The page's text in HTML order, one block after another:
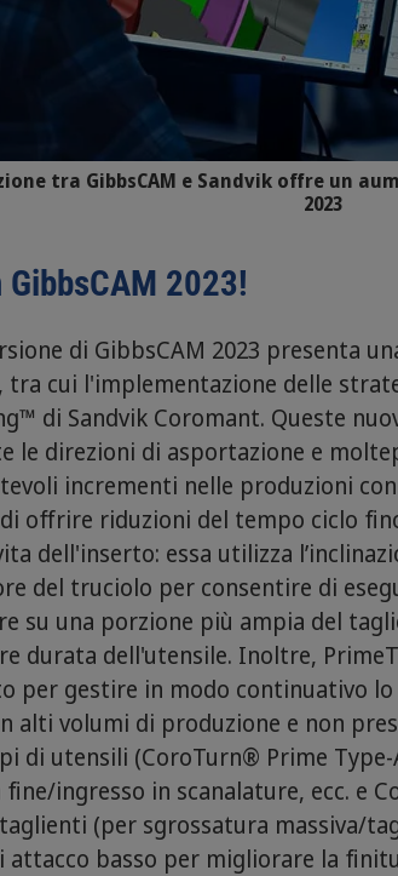
tra GibbsCAM e Sandvik offre un
2023
2023!
di GibbsCAM 2023 presenta
cui l'implementazione delle
di Sandvik Coromant. Queste
le direzioni di asportazione e
incrementi nelle produzioni
offrire riduzioni del tempo ciclo
dell'inserto: essa utilizza
del truciolo per consentire di
su una porzione più ampia del
durata dell'utensile. Inoltre,
per gestire in modo continuativo
alti volumi di produzione e non
di utensili (CoroTurn® Prime
ingresso in scanalature, ecc. e
(per sgrossatura massiva/
attacco basso per migliorare la